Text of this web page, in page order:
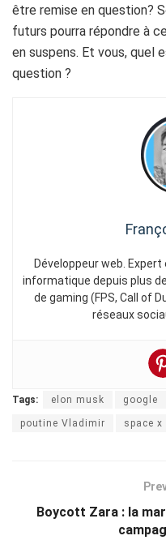
être remise en question?
futurs pourra répondre à
en suspens. Et vous, quel
question ?
Développeur web.
informatique depuis plus
de gaming (FPS, Call of
réseaux
Tags: elon musk google
poutine Vladimir space x
Boycott Zara : la